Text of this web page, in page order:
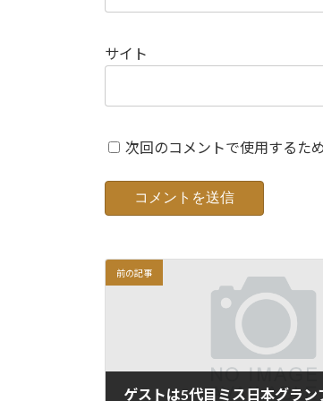
サイト
次回のコメントで使用するた
前の記事
ゲストは5代目ミス日本グラン